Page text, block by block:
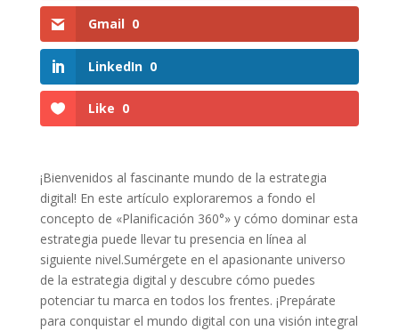
Gmail 0
LinkedIn 0
Like 0
¡Bienvenidos al fascinante‌ mundo de la estrategia
digital! En este artículo‌ exploraremos a fondo el
concepto de «Planificación 360°» y‍ cómo⁤ dominar esta‌
estrategia⁢ puede llevar tu presencia ⁤en ​línea al
siguiente⁢ nivel.Sumérgete ⁤en⁣ el apasionante universo
de la estrategia digital y descubre⁣ cómo puedes
potenciar tu ⁤marca en todos los frentes. ¡Prepárate
para⁣ conquistar el⁣ mundo⁢ digital con una visión integral